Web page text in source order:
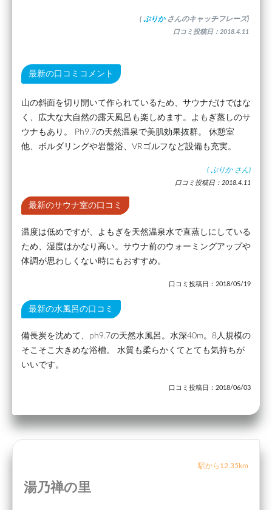
( ぷりか さんのキャッチフレーズ)
口コミ投稿日：2018.4.11
最新の口コミコメント
山の斜面を切り開いて作られているため、サウナだけではな
く、広大な大自然の露天風呂も楽しめます。よもぎ蒸しのサ
ウナもあり。 Ph9.7の天然温泉で美肌効果抜群。 休憩室
他、ボルダリングや岩盤浴、VRゴルフなど設備も充実。
( ぷりか さん)
口コミ投稿日：2018.4.11
最新のサウナ室の口コミ
温度は低めですが、よもぎを天然温泉水で直蒸しにしている
ため、湿度はかなり高い。サウナ前のウォーミングアップや
体調が思わしくない時にもおすすめ。
口コミ投稿日：2018/05/19
最新の水風呂の口コミ
備長炭を沈めて、ph9.7の天然水風呂。水深40m。8人規模の
そこそこ大きめな浴槽。 水質も柔らかくてとても気持ちが
いいです。
口コミ投稿日：2018/06/03
駅から12.35km
湯乃禅の里